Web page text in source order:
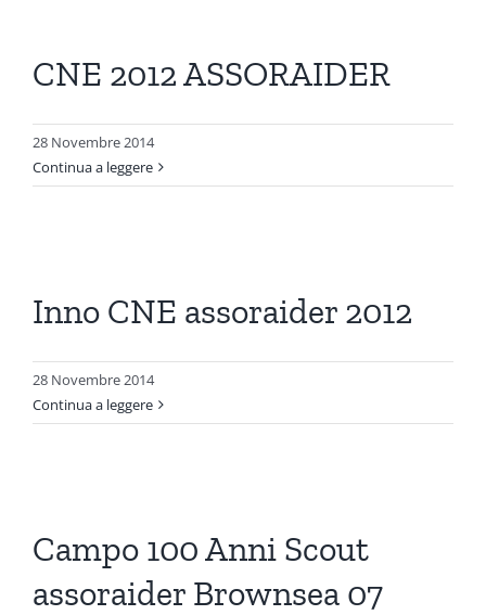
CNE 2012 ASSORAIDER
28 Novembre 2014
Continua a leggere
Inno CNE assoraider 2012
28 Novembre 2014
Continua a leggere
Campo 100 Anni Scout
assoraider Brownsea 07